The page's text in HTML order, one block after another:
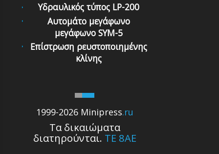
1999-2026 Minipress.ru
Τα δικαιώματα
διατηρούνται. ΤΕ 8ΑE
Υδραυλικός τύπος LP-200
Αυτομάτο μεγάφωνο
μεγάφωνο SYM-5
Επίστρωση ρευστοποιημένης
κλίνης